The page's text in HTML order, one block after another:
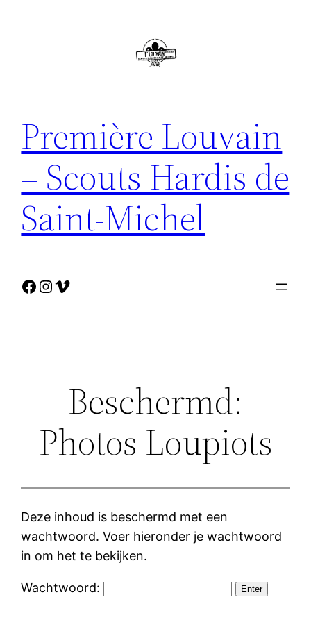
Première Louvain
– Scouts Hardis de
Saint-Michel
Facebook
Instagram
Vimeo
Beschermd:
Photos Loupiots
Deze inhoud is beschermd met een
wachtwoord. Voer hieronder je wachtwoord
in om het te bekijken.
Wachtwoord: